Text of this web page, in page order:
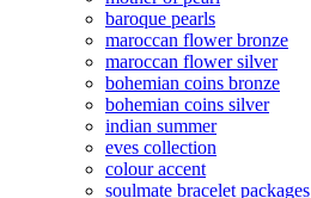
baroque pearls
maroccan flower bronze
maroccan flower silver
bohemian coins bronze
bohemian coins silver
indian summer
eves collection
colour accent
soulmate bracelet packages